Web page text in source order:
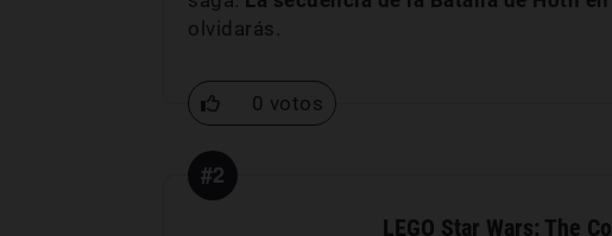
olvidarás.
0 votos
#2
LEGO Star Wars: The